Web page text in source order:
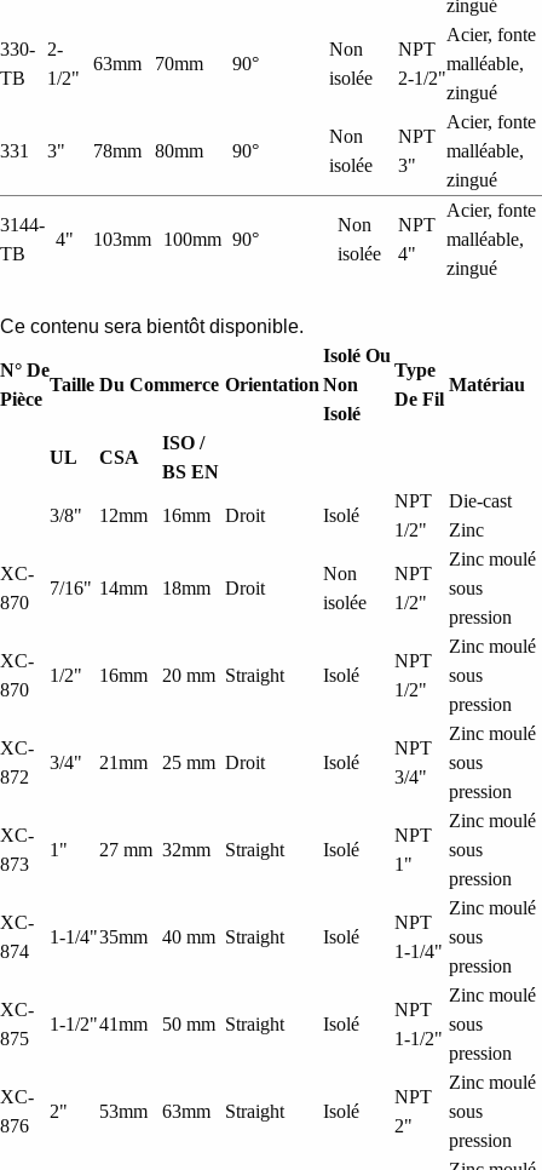
zingué
330-
TB
2-
1/2"
63mm 70mm 90°
Non
isolée
NPT
2-1/2"
Acier, fonte
malléable,
zingué
331 3" 78mm 80mm 90°
Non
isolée
NPT
3"
Acier, fonte
malléable,
zingué
3144-
TB
4" 103mm 100mm 90°
Non
isolée
NPT
4"
Acier, fonte
malléable,
zingué
Ce contenu sera bientôt disponible.
N° De
Pièce
Taille Du Commerce Orientation
Isolé Ou
Non
Isolé
Type
De Fil
Matériau
UL CSA
ISO /
BS EN
3/8" 12mm 16mm Droit Isolé
NPT
1/2"
Die-cast
Zinc
XC-
870
7/16" 14mm 18mm Droit
Non
isolée
NPT
1/2"
Zinc moulé
sous
pression
XC-
870
1/2" 16mm 20 mm Straight Isolé
NPT
1/2"
Zinc moulé
sous
pression
XC-
872
3/4" 21mm 25 mm Droit Isolé
NPT
3/4"
Zinc moulé
sous
pression
XC-
873
1" 27 mm 32mm Straight Isolé
NPT
1"
Zinc moulé
sous
pression
XC-
874
1-1/4"35mm 40 mm Straight Isolé
NPT
1-1/4"
Zinc moulé
sous
pression
XC-
875
1-1/2"41mm 50 mm Straight Isolé
NPT
1-1/2"
Zinc moulé
sous
pression
XC-
876
2" 53mm 63mm Straight Isolé
NPT
2"
Zinc moulé
sous
pression